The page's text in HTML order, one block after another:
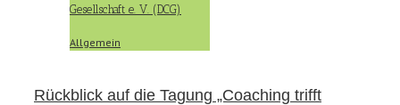
Gesellschaft e. V. (DCG)
Allgemein
Rückblick auf die Tagung „Coaching trifft